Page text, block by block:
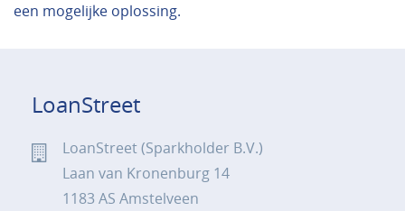
een mogelijke oplossing.
LoanStreet
LoanStreet (Sparkholder B.V.)
Laan van Kronenburg 14
1183 AS Amstelveen